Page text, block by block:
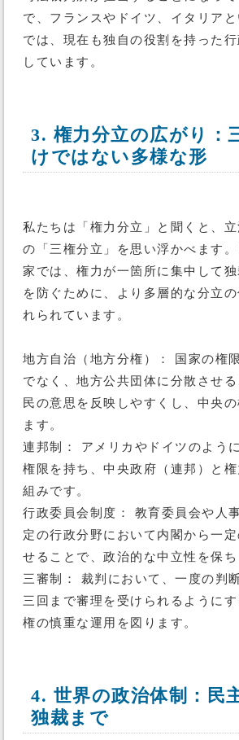
で、フランスやドイツ、イタリア
では、現在も独自の役割を持った
しています。
3. 権力分立の広がり：
けではない多様な形
私たちは「権力分立」と聞くと、
の「三権分立」を思い浮かべます。
家では、権力が一箇所に集中して
を防ぐために、より多層的な分立
れられています。
地方自治（地方分権）： 国家の権
でなく、地方公共団体に分散させ
民の意思を反映しやすくし、中央
ます。
連邦制： アメリカやドイツのよう
権限を持ち、中央政府（連邦）と
組みです。
行政委員会制度： 教育委員会や人
定の行政分野において内閣から一
せることで、政治的な中立性を保ち
三審制： 裁判において、一度の判
三回まで審理を受けられるように
権の慎重な運用を図ります。
4. 世界の政治体制：民
独裁まで